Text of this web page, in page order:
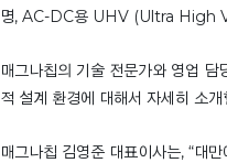
명, AC-DC용 UHV (Ultra High
매그나칩의 기술 전문가와 영업
적 설계 환경에 대해서 자세히 소개
매그나칩 김영준 대표이사는, “대